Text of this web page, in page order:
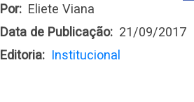
Por
Eliete Viana
Data de Publicação
21/09/2017
Editoria
Institucional